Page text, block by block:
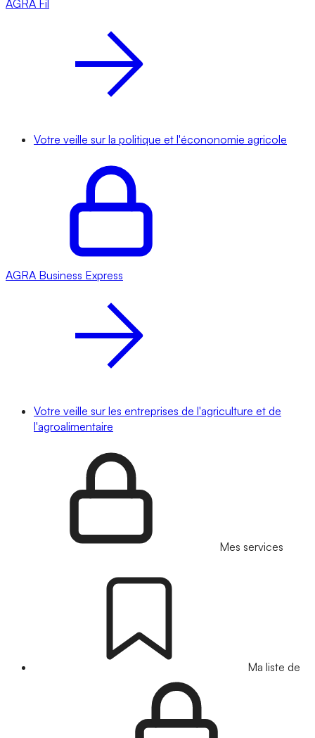
AGRA Fil
Votre veille sur la politique et l'écononomie agricole
AGRA Business Express
Votre veille sur les entreprises de l'agriculture et de
l'agroalimentaire
Mes services
Ma liste de